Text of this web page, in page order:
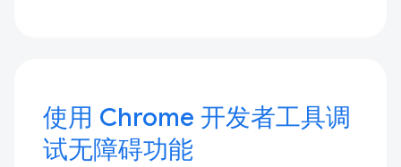
使用 Chrome 开发者工具调
试无障碍功能